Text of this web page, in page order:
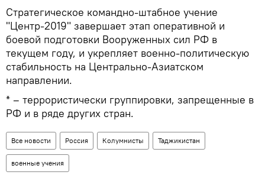
Стратегическое командно-штабное учение
"Центр-2019" завершает этап оперативной и
боевой подготовки Вооруженных сил РФ в
текущем году, и укрепляет военно-политическую
стабильность на Центрально-Азиатском
направлении.
* – террористически группировки, запрещенные в
РФ и в ряде других стран.
Все новости Россия Колумнисты Таджикистан
военные учения